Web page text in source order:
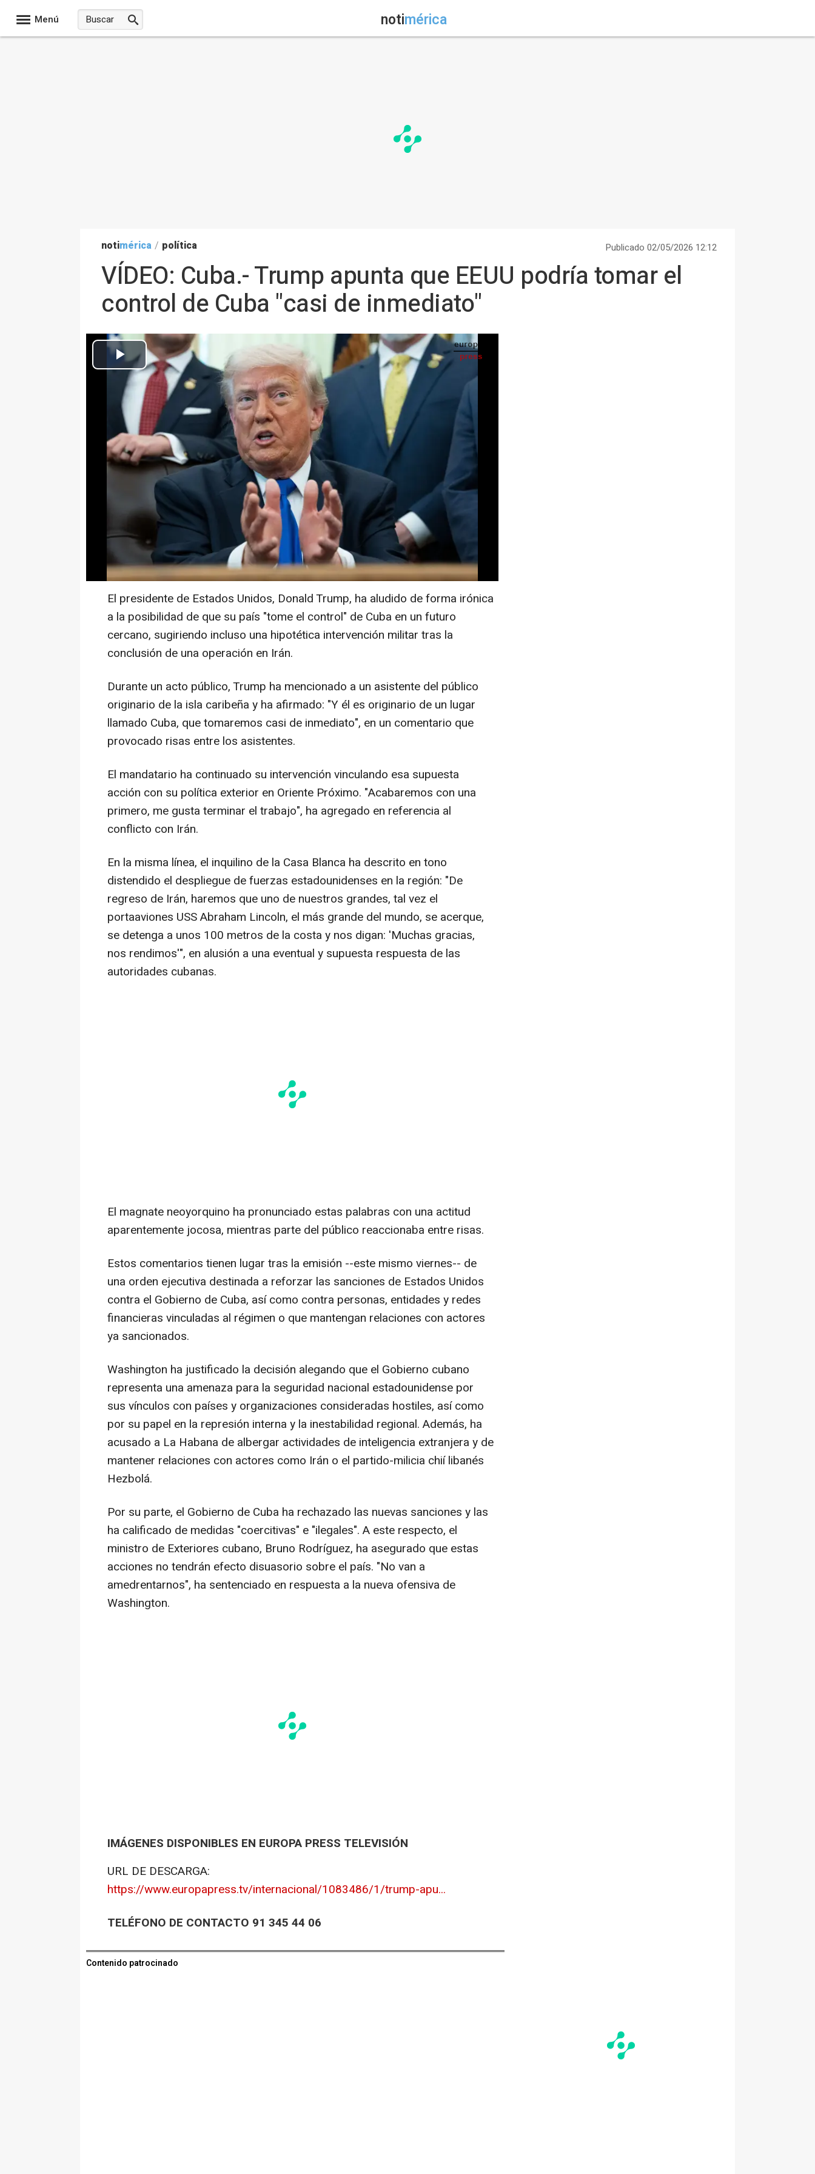
Menú notimérica
notimérica / política Publicado 02/05/2026 12:12
VÍDEO: Cuba.- Trump apunta que EEUU podría tomar el
control de Cuba "casi de inmediato"
El presidente de Estados Unidos, Donald Trump - Europa Press/Contacto/Aaron Schwartz - Pool via CN
MADRID 2 May. (EUROPA PRESS TELEVISIÓN) -
El presidente de Estados Unidos, Donald Trump, ha aludido de forma irónica
a la posibilidad de que su país "tome el control" de Cuba en un futuro
cercano, sugiriendo incluso una hipotética intervención militar tras la
conclusión de una operación en Irán.
Durante un acto público, Trump ha mencionado a un asistente del público
originario de la isla caribeña y ha afirmado: "Y él es originario de un lugar
llamado Cuba, que tomaremos casi de inmediato", en un comentario que
provocado risas entre los asistentes.
El mandatario ha continuado su intervención vinculando esa supuesta
acción con su política exterior en Oriente Próximo. "Acabaremos con una
primero, me gusta terminar el trabajo", ha agregado en referencia al
conflicto con Irán.
En la misma línea, el inquilino de la Casa Blanca ha descrito en tono
distendido el despliegue de fuerzas estadounidenses en la región: "De
regreso de Irán, haremos que uno de nuestros grandes, tal vez el
portaaviones USS Abraham Lincoln, el más grande del mundo, se acerque,
se detenga a unos 100 metros de la costa y nos digan: 'Muchas gracias,
nos rendimos'", en alusión a una eventual y supuesta respuesta de las
autoridades cubanas.
El magnate neoyorquino ha pronunciado estas palabras con una actitud
aparentemente jocosa, mientras parte del público reaccionaba entre risas.
Estos comentarios tienen lugar tras la emisión --este mismo viernes-- de
una orden ejecutiva destinada a reforzar las sanciones de Estados Unidos
contra el Gobierno de Cuba, así como contra personas, entidades y redes
financieras vinculadas al régimen o que mantengan relaciones con actores
ya sancionados.
Washington ha justificado la decisión alegando que el Gobierno cubano
representa una amenaza para la seguridad nacional estadounidense por
sus vínculos con países y organizaciones consideradas hostiles, así como
por su papel en la represión interna y la inestabilidad regional. Además, ha
acusado a La Habana de albergar actividades de inteligencia extranjera y de
mantener relaciones con actores como Irán o el partido-milicia chií libanés
Hezbolá.
Por su parte, el Gobierno de Cuba ha rechazado las nuevas sanciones y las
ha calificado de medidas "coercitivas" e "ilegales". A este respecto, el
ministro de Exteriores cubano, Bruno Rodríguez, ha asegurado que estas
acciones no tendrán efecto disuasorio sobre el país. "No van a
amedrentarnos", ha sentenciado en respuesta a la nueva ofensiva de
Washington.
IMÁGENES DISPONIBLES EN EUROPA PRESS TELEVISIÓN
URL DE DESCARGA:
https://www.europapress.tv/internacional/1083486/1/trump-apu...
TELÉFONO DE CONTACTO 91 345 44 06
Contenido patrocinado